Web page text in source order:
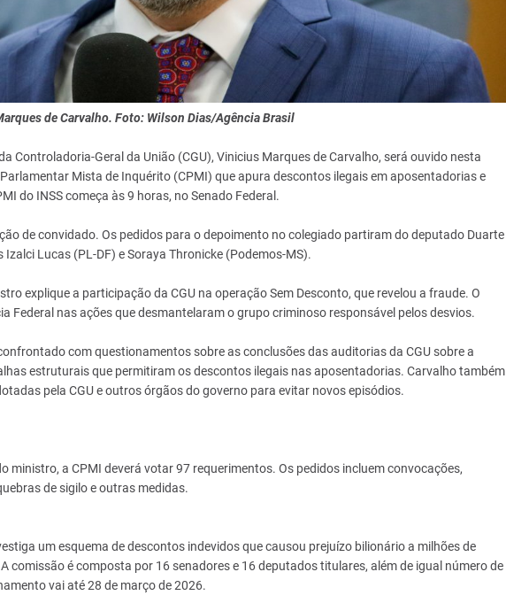
de Carvalho. Foto: Wilson Dias/Agência Brasil
Controladoria-Geral da União (CGU), Vinicius Marques de Carvalho, será ouvido nesta
Mista de Inquérito (CPMI) que apura descontos ilegais em aposentadorias e
do INSS começa às 9 horas, no Senado Federal.
de convidado. Os pedidos para o depoimento no colegiado partiram do deputado Duarte
Izalci Lucas (PL-DF) e Soraya Thronicke (Podemos-MS).
explique a participação da CGU na operação Sem Desconto, que revelou a fraude. O
Federal nas ações que desmantelaram o grupo criminoso responsável pelos desvios.
com questionamentos sobre as conclusões das auditorias da CGU sobre a
estruturais que permitiram os descontos ilegais nas aposentadorias. Carvalho também
pela CGU e outros órgãos do governo para evitar novos episódios.
ministro, a CPMI deverá votar 97 requerimentos. Os pedidos incluem convocações,
de sigilo e outras medidas.
um esquema de descontos indevidos que causou prejuízo bilionário a milhões de
comissão é composta por 16 senadores e 16 deputados titulares, além de igual número de
vai até 28 de março de 2026.